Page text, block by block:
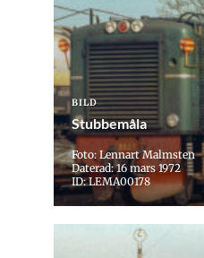
BILD
Stubbemåla
Foto: Lennart Malmsten
Daterad: 16 mars 1972
ID: LEMA00178